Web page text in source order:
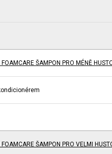
FOAMCARE ŠAMPON PRO MÉNĚ
FOAMCARE ŠAMPON PRO VELMI